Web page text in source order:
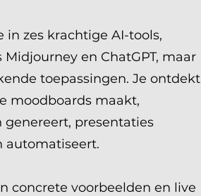
zes krachtige AI-tools,
en ChatGPT, maar
toepassingen. Je ontdekt
moodboards maakt,
presentaties
automatiseert.
concrete voorbeelden en live